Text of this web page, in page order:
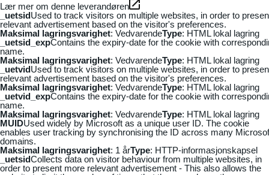
Lær mer om denne leverandøren
_uetsidUsed to track visitors on multiple websites, in order to
relevant advertisement based on the visitor's preferences.
Maksimal lagringsvarighet: VedvarendeType: HTML lokal lagring
_uetsid_expContains the expiry-date for the cookie with
name.
Maksimal lagringsvarighet: VedvarendeType: HTML lokal lagring
_uetvidUsed to track visitors on multiple websites, in order to
relevant advertisement based on the visitor's preferences.
Maksimal lagringsvarighet: VedvarendeType: HTML lokal lagring
_uetvid_expContains the expiry-date for the cookie with
name.
Maksimal lagringsvarighet: VedvarendeType: HTML lokal lagring
MUIDUsed widely by Microsoft as a unique user ID. The cookie
enables user tracking by synchronising the ID across many
domains.
Maksimal lagringsvarighet: 1 årType: HTTP-informasjonskapsel
_uetsidCollects data on visitor behaviour from multiple websites, in
order to present more relevant advertisement - This also allows the